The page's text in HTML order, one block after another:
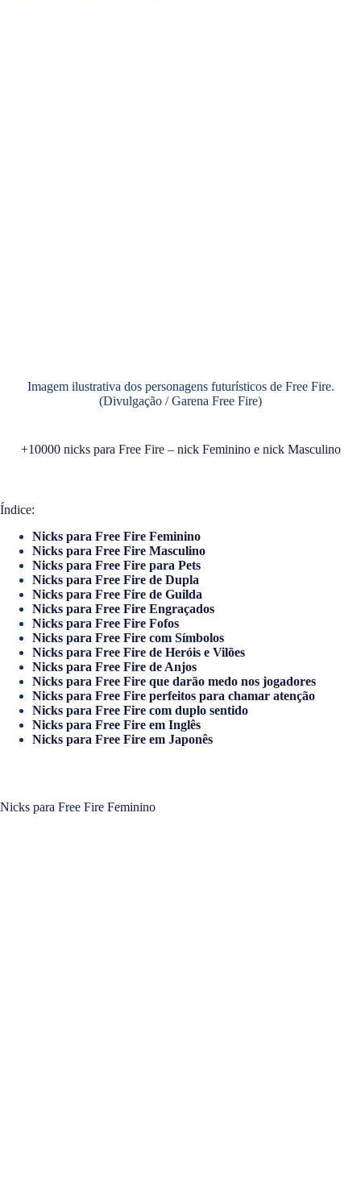
Imagem ilustrativa dos personagens futurísticos de Free Fire.
(Divulgação / Garena Free Fire)
+10000 nicks para Free Fire – nick Feminino e nick Masculino
Índice:
Nicks para Free Fire Feminino
Nicks para Free Fire Masculino
Nicks para Free Fire para Pets
Nicks para Free Fire de Dupla
Nicks para Free Fire de Guilda
Nicks para Free Fire Engraçados
Nicks para Free Fire Fofos
Nicks para Free Fire com Símbolos
Nicks para Free Fire de Heróis e Vilões
Nicks para Free Fire de Anjos
Nicks para Free Fire que darão medo nos jogadores
Nicks para Free Fire perfeitos para chamar atenção
Nicks para Free Fire com duplo sentido
Nicks para Free Fire em Inglês
Nicks para Free Fire em Japonês
Nicks para Free Fire Feminino